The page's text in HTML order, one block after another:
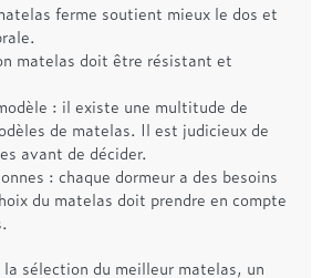
ferme soutient mieux le dos et
matelas doit être résistant et
: il existe une multitude de
de matelas. Il est judicieux de
avant de décider.
: chaque dormeur a des besoins
du matelas doit prendre en compte
sélection du meilleur matelas, un